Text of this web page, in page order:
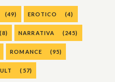
(49) EROTICO (4)
(8) NARRATIVA (245)
ROMANCE (95)
(57)